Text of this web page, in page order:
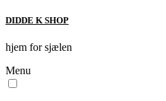
DIDDE K SHOP
hjem for sjælen
Menu